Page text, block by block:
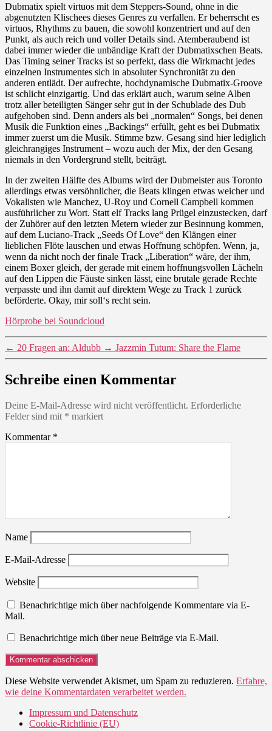
Dubmatix spielt virtuos mit dem Steppers-Sound, ohne in die
abgenutzten Klischees dieses Genres zu verfallen. Er beherrscht es
virtuos, Rhythms zu bauen, die sowohl konzentriert und auf den
Punkt, als auch reich und voller Details sind. Atemberaubend ist
dabei immer wieder die unbändige Kraft der Dubmatixschen Beats.
Das Timing seiner Tracks ist so perfekt, dass die Wirkmacht jedes
einzelnen Instrumentes sich in absoluter Synchronität zu den
anderen entlädt. Der aufrechte, hochdynamische Dubmatix-Groove
ist schlicht einzigartig. Und das erklärt auch, warum seine Alben
trotz aller beteiligten Sänger sehr gut in der Schublade des Dub
aufgehoben sind. Denn anders als bei „normalen“ Songs, bei denen
Musik die Funktion eines „Backings“ erfüllt, geht es bei Dubmatix
immer zuerst um die Musik. Stimme bzw. Gesang sind hier lediglich
gleichrangiges Instrument – wozu auch der Mix, der den Gesang
niemals in den Vordergrund stellt, beiträgt.
In der zweiten Hälfte des Albums wird der Dubmeister aus Toronto
allerdings etwas versöhnlicher, die Beats klingen etwas weicher und
Vokalisten wie Manchez, U-Roy und Cornell Campbell kommen
ausführlicher zu Wort. Statt elf Tracks lang Prügel einzustecken, darf
der Zuhörer auf den letzten Metern wieder zur Besinnung kommen,
auf dem Luciano-Track „Seeds Of Love“ den Klängen einer
lieblichen Flöte lauschen und etwas Hoffnung schöpfen. Wenn, ja,
wenn da nicht noch der finale Track „Liberation“ wäre, der ihm,
einem Boxer gleich, der gerade mit einem hoffnungsvollen Lächeln
auf den Lippen die Fäuste sinken lässt, eine brutale gerade Rechte
verpasste und ihn damit auf direktem Wege zu Track 1 zurück
beförderte. Okay, mir soll‘s recht sein.
Hörprobe bei Soundcloud
← 20 Fragen an: Aldubb → Jazzmin Tutum: Share the Flame
Schreibe einen Kommentar
Deine E-Mail-Adresse wird nicht veröffentlicht. Erforderliche
Felder sind mit * markiert
Kommentar *
Name
E-Mail-Adresse
Website
Benachrichtige mich über nachfolgende Kommentare via E-
Mail.
Benachrichtige mich über neue Beiträge via E-Mail.
Diese Website verwendet Akismet, um Spam zu reduzieren. Erfahre,
wie deine Kommentardaten verarbeitet werden.
Impressum und Datenschutz
Cookie-Richtlinie (EU)